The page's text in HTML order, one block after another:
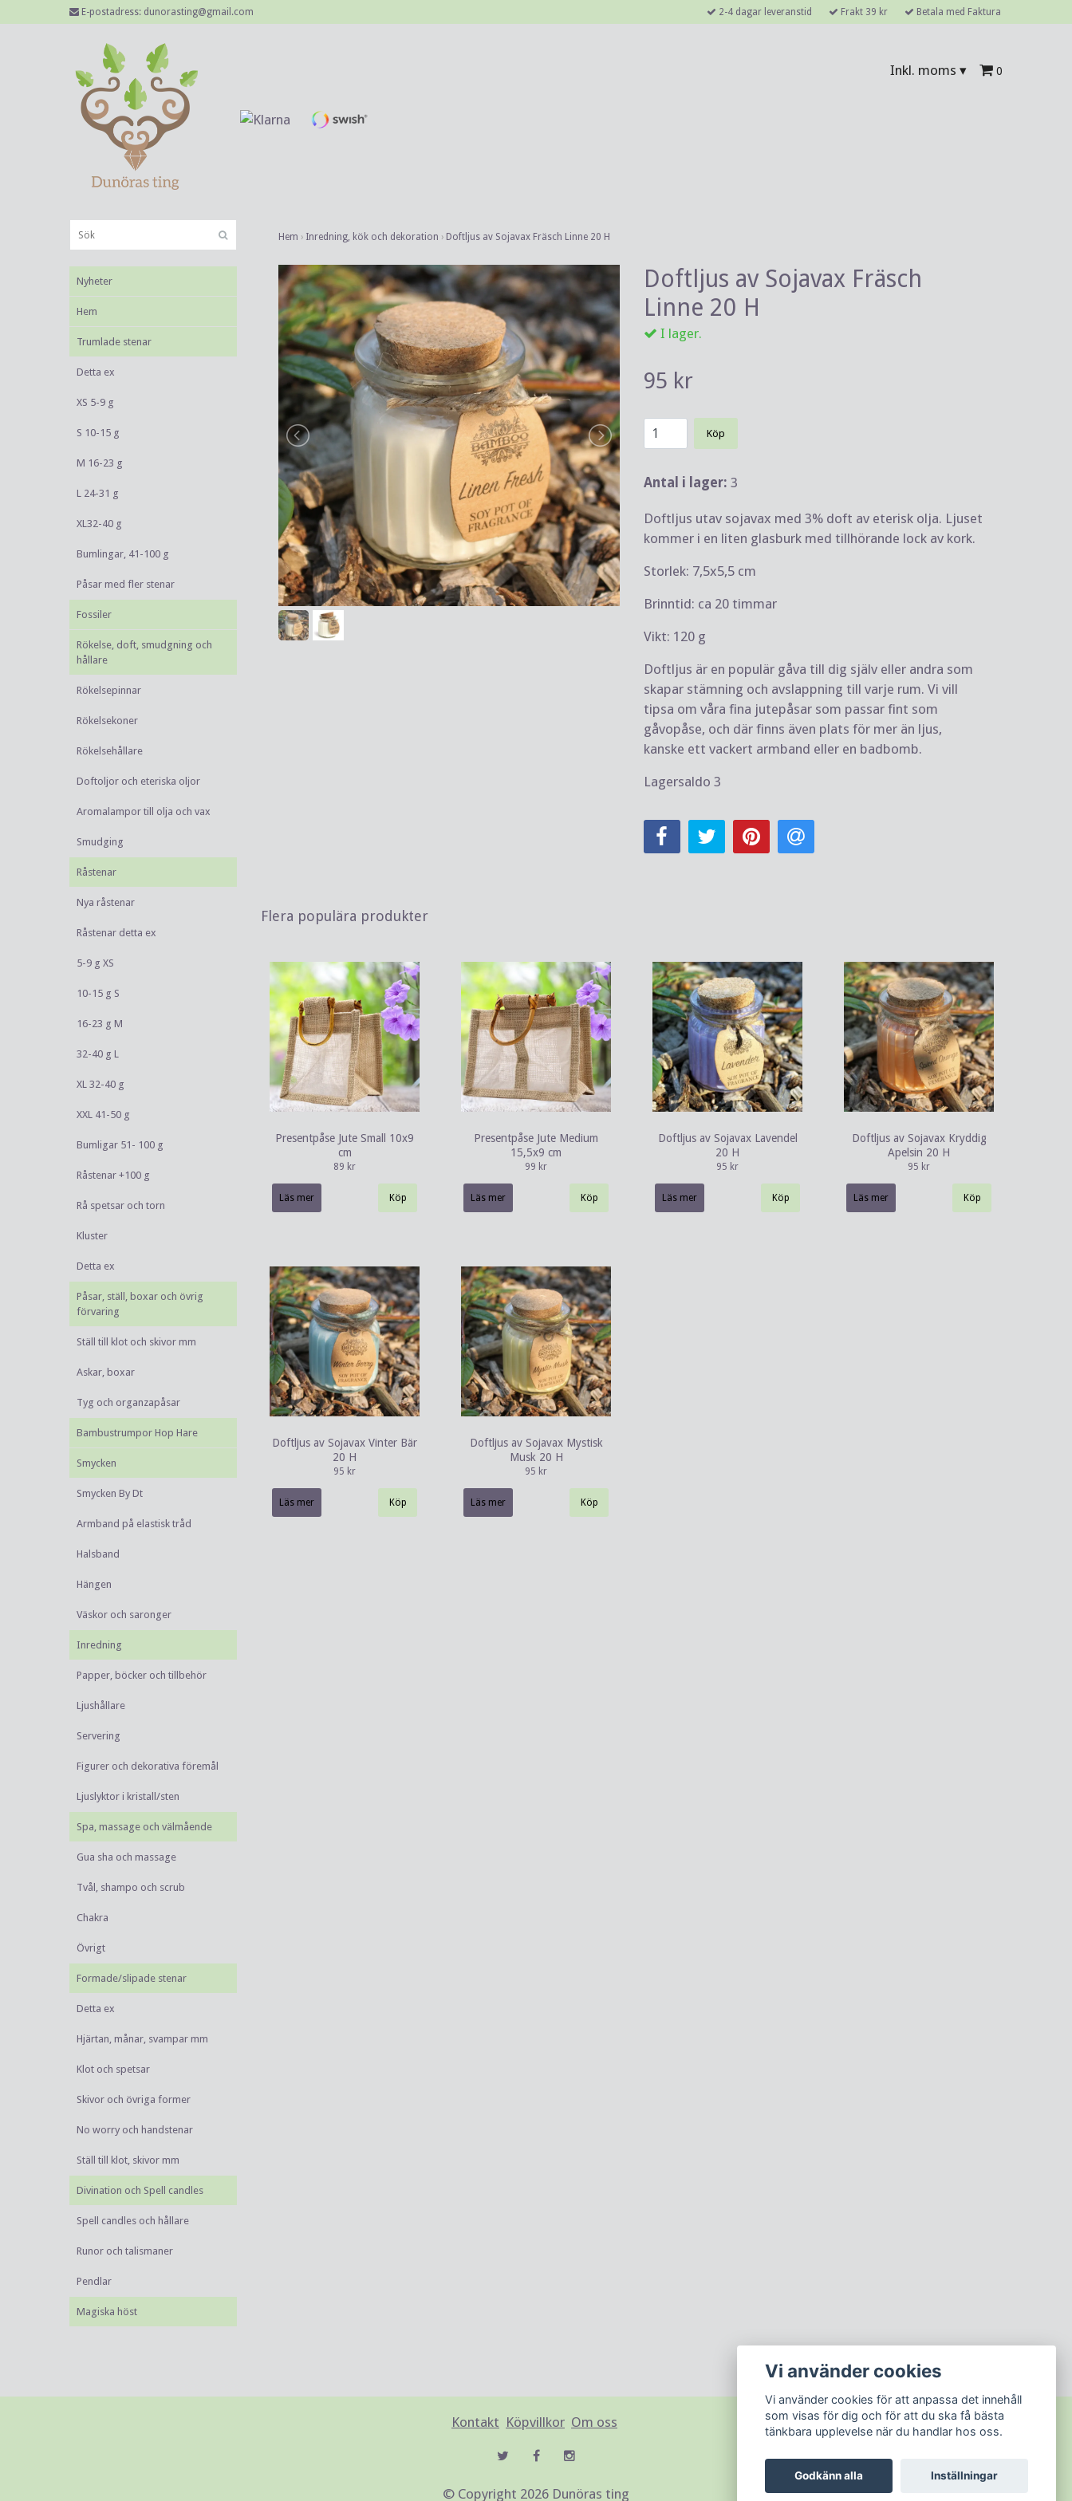
E-postadress: dunorasting@gmail.com 2-4 dagar leveranstid Frakt 39 kr Betala med Faktura
Inkl. moms ▾ 0
Nyheter
Hem
Trumlade stenar
Detta ex
XS 5-9 g
S 10-15 g
M 16-23 g
L 24-31 g
XL32-40 g
Bumlingar, 41-100 g
Påsar med fler stenar
Fossiler
Rökelse, doft, smudgning och
hållare
Rökelsepinnar
Rökelsekoner
Rökelsehållare
Doftoljor och eteriska oljor
Aromalampor till olja och vax
Smudging
Råstenar
Nya råstenar
Råstenar detta ex
5-9 g XS
10-15 g S
16-23 g M
32-40 g L
XL 32-40 g
XXL 41-50 g
Bumligar 51- 100 g
Råstenar +100 g
Rå spetsar och torn
Kluster
Detta ex
Påsar, ställ, boxar och övrig
förvaring
Ställ till klot och skivor mm
Askar, boxar
Tyg och organzapåsar
Bambustrumpor Hop Hare
Smycken
Smycken By Dt
Armband på elastisk tråd
Halsband
Hängen
Väskor och saronger
Inredning
Papper, böcker och tillbehör
Ljushållare
Servering
Figurer och dekorativa föremål
Ljuslyktor i kristall/sten
Spa, massage och välmående
Gua sha och massage
Tvål, shampo och scrub
Chakra
Övrigt
Formade/slipade stenar
Detta ex
Hjärtan, månar, svampar mm
Klot och spetsar
Skivor och övriga former
No worry och handstenar
Ställ till klot, skivor mm
Divination och Spell candles
Spell candles och hållare
Runor och talismaner
Pendlar
Magiska höst
Hem › Inredning, kök och dekoration › Doftljus av Sojavax Fräsch Linne 20 H
Doftljus av Sojavax Fräsch
Linne 20 H
I lager.
95 kr
Köp
Antal i lager: 3
Doftljus utav sojavax med 3% doft av eterisk olja. Ljuset
kommer i en liten glasburk med tillhörande lock av kork.
Storlek: 7,5x5,5 cm
Brinntid: ca 20 timmar
Vikt: 120 g
Doftljus är en populär gåva till dig själv eller andra som
skapar stämning och avslappning till varje rum. Vi vill
tipsa om våra fina jutepåsar som passar fint som
gåvopåse, och där finns även plats för mer än ljus,
kanske ett vackert armband eller en badbomb.
Lagersaldo 3
Flera populära produkter
Presentpåse Jute Small 10x9
cm
89 kr
Läs mer
Presentpåse Jute Medium
15,5x9 cm
99 kr
Läs mer
Doftljus av Sojavax Lavendel
20 H
95 kr
Läs mer
Doftljus av Sojavax Kryddig
Apelsin 20 H
95 kr
Läs mer
Doftljus av Sojavax Vinter Bär
20 H
95 kr
Läs mer
Doftljus av Sojavax Mystisk
Musk 20 H
95 kr
Läs mer
Kontakt Köpvillkor Om oss
© Copyright 2026 Dunöras ting
Vi använder cookies
Vi använder cookies för att anpassa det innehåll
som visas för dig och för att du ska få bästa
tänkbara upplevelse när du handlar hos oss.
Godkänn alla Inställningar